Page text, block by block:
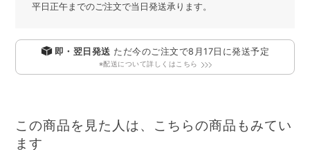
平日正午までのご注文で当日発送承ります。
即・翌日発送 ただ今のご注文で8月17日 に発送予定
※配送について詳しくはこちら
この商品を見た人は、こちらの商品もみてい
ます